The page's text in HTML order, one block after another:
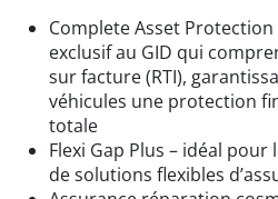
Complete Asset
exclusif au GID qui
sur facture (RTI),
véhicules une protection
totale
Flexi Gap Plus – idéal
de solutions flexibles